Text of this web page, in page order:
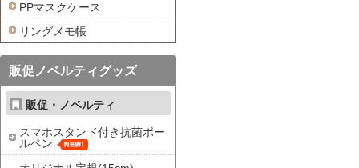
PPマスクケース
リングメモ帳
販促ノベルティグッズ
販促・ノベルティ
スマホスタンド付き抗菌ボー
ルペン